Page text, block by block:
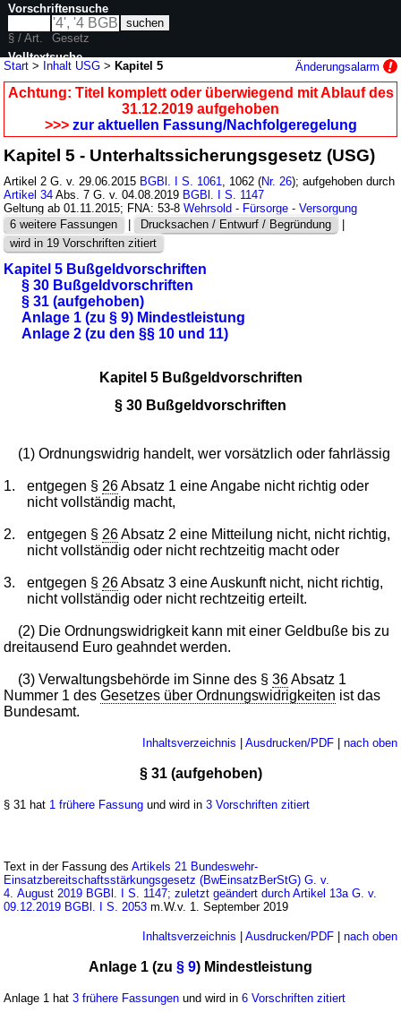
Start > Inhalt USG >Kapitel 5 Änderungsalarm
Achtung: Titel komplett oder überwiegend mit Ablauf des
31.12.2019 aufgehoben
>>> zur aktuellen Fassung/Nachfolgeregelung
Kapitel 5 - Unterhaltssicherungsgesetz (USG)
Artikel 2 G. v. 29.06.2015 BGBl. I S. 1061 , 1062 (Nr. 26); aufgehoben durch
Artikel 34 Abs. 7 G. v. 04.08.2019 BGBl. I S. 1147
Geltung ab 01.11.2015; FNA: 53-8Wehrsold - Fürsorge - Versorgung
6 weitere Fassungen
| Drucksachen / Entwurf / Begründung
|
wird in 19 Vorschriften zitiert
Kapitel 5 Bußgeldvorschriften
§ 30 Bußgeldvorschriften
§ 31 (aufgehoben)
Anlage 1 (zu § 9) Mindestleistung
Anlage 2 (zu den §§ 10 und 11)
Kapitel 5 Bußgeldvorschriften
§ 30 Bußgeldvorschriften
(1) Ordnungswidrig handelt, wer vorsätzlich oder fahrlässig
1. entgegen § 26Absatz 1 eine Angabe nicht richtig oder
nicht vollständig macht,
2. entgegen § 26Absatz 2 eine Mitteilung nicht, nicht richtig,
nicht vollständig oder nicht rechtzeitig macht oder
3. entgegen § 26Absatz 3 eine Auskunft nicht, nicht richtig,
nicht vollständig oder nicht rechtzeitig erteilt.
(2) Die Ordnungswidrigkeit kann mit einer Geldbuße bis zu
dreitausend Euro geahndet werden.
(3) Verwaltungsbehörde im Sinne des §36Absatz 1
Nummer 1 desGesetzes über Ordnungswidrigkeiten ist das
Bundesamt.
Inhaltsverzeichnis Ausdrucken/PDF| nach oben
§ 31 (aufgehoben)
§ 31 hat 1 frühere Fassung und wird in3 Vorschriften zitiert
Text in der Fassung desArtikels 21 Bundeswehr-
Einsatzbereitschaftsstärkungsgesetz (BwEinsatzBerStG) G. v.
4. August 2019 BGBl. I S. 1147; zuletzt geändert durch Artikel 13a G. v.
09.12.2019 BGBl. I S. 2053 m.W.v. 1. September 2019
Inhaltsverzeichnis Ausdrucken/PDF| nach oben
Anlage 1 (zu § 9) Mindestleistung
Anlage 1 hat3 frühere Fassungen und wird in6 Vorschriften zitiert
Vorschriftensuche
§ / Art.
Gesetz
Volltextsuche
nur in USG